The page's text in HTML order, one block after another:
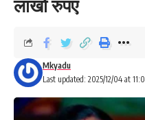
लाखो रुपए
Last updated: 2025/12/04 at
Mkyadu